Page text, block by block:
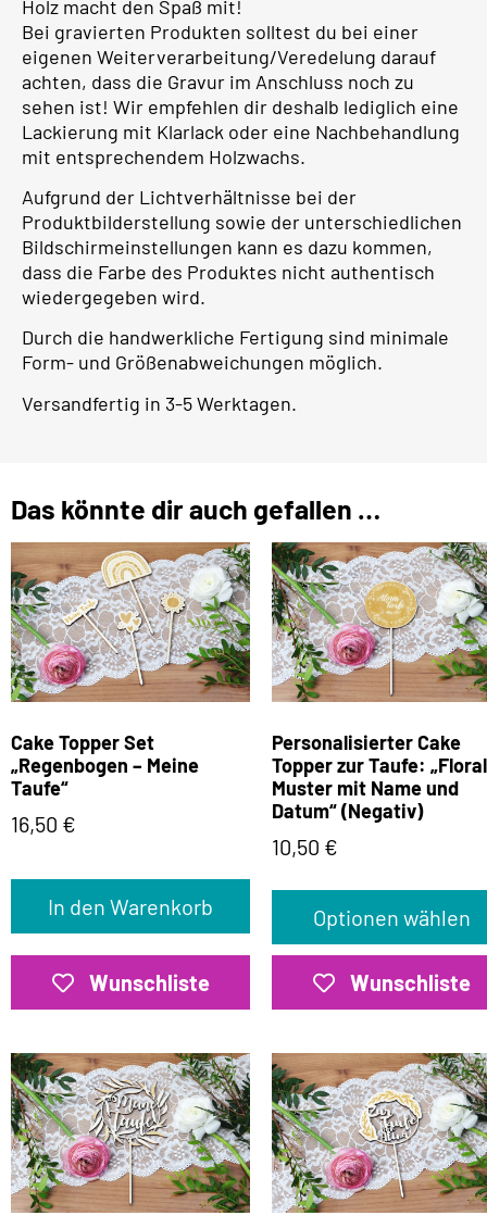
Holz macht den Spaß mit!
Bei gravierten Produkten solltest du bei einer
eigenen Weiterverarbeitung/Veredelung darauf
achten, dass die Gravur im Anschluss noch zu
sehen ist! Wir empfehlen dir deshalb lediglich eine
Lackierung mit Klarlack oder eine Nachbehandlung
mit entsprechendem Holzwachs.
Aufgrund der Lichtverhältnisse bei der
Produktbilderstellung sowie der unterschiedlichen
Bildschirmeinstellungen kann es dazu kommen,
dass die Farbe des Produktes nicht authentisch
wiedergegeben wird.
Durch die handwerkliche Fertigung sind minimale
Form- und Größenabweichungen möglich.
Versandfertig in 3-5 Werktagen.
Das könnte dir auch gefallen …
Cake Topper Set
„Regenbogen – Meine
Taufe“
16,50 €
In den Warenkorb
Wunschliste
Personalisierter Cake
Topper zur Taufe:
Muster mit Name und
Datum“ (Negativ)
10,50 €
Optionen wählen
Wunschliste